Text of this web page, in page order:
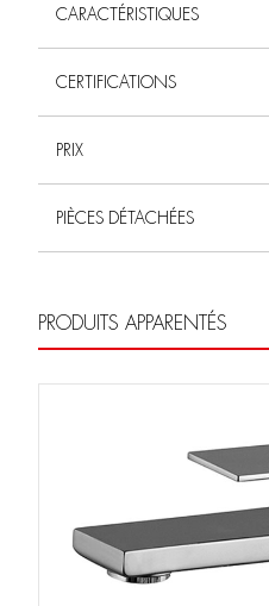
CARACTÉRISTIQUES
CERTIFICATIONS
PRIX
PIÈCES DÉTACHÉES
PRODUITS APPARENTÉS